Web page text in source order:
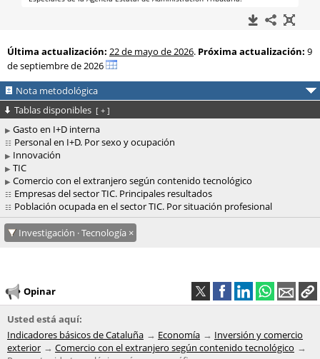
Última actualización: 22 de mayo de 2026. Próxima actualización: 9
de septiembre de 2026
Nota metodológica
Tablas disponibles [ + ]
Gasto en I+D interna
Personal en I+D. Por sexo y ocupación
Innovación
TIC
Comercio con el extranjero según contenido tecnológico
Empresas del sector TIC. Principales resultados
Población ocupada en el sector TIC. Por situación profesional
Investigación · Tecnología
Opinar
Usted está aquí:
Indicadores básicos de Cataluña
Economía
Inversión y comercio
exterior
Comercio con el extranjero según contenido tecnológico